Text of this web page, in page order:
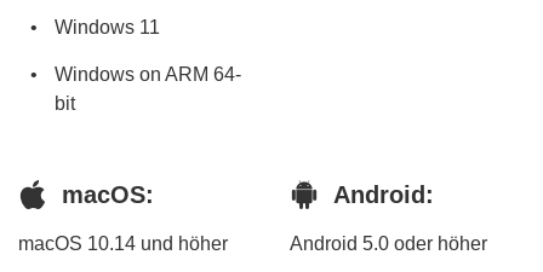
Windows 11
Windows on ARM 64-
bit
macOS:
macOS 10.14 und höher
Android:
Android 5.0 oder höher